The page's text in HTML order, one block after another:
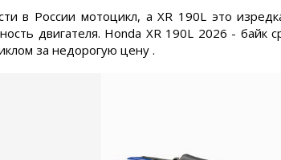
в России мотоцикл, а XR 190L это
двигателя. Honda XR 190L 2026 - байк
за недорогую цену .